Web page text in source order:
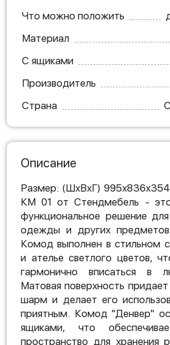
Что можно положить
Материал
С ящиками
Производитель
Страна
Описание
Размер: (ШхВхГ)
КМ 01 от Стендмебель -
функциональное решение
одежды и других
Комод выполнен в стильном
и ателье светлого цветов,
гармонично вписаться в
Матовая поверхность
шарм и делает его
приятным. Комод "Денвер"
ящиками, что
пространство для хранения